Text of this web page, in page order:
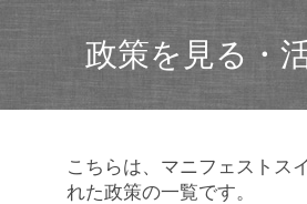
政策を見る・
こちらは、マニフェストス
れた政策の一覧です。